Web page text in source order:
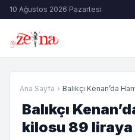
10 Ağustos 2026 Pazartesi
Ana Sayfa › Balıkçı Kenan’da
Balıkçı
kilosu 89